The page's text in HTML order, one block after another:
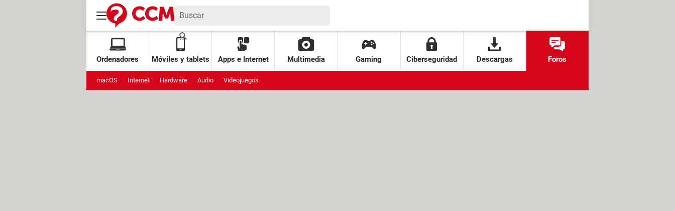
Ordenadores Móviles y tablets Apps e Internet Multimedia Gaming Ciberseguridad Descargas Foros
macOS Internet Hardware Audio Videojuegos